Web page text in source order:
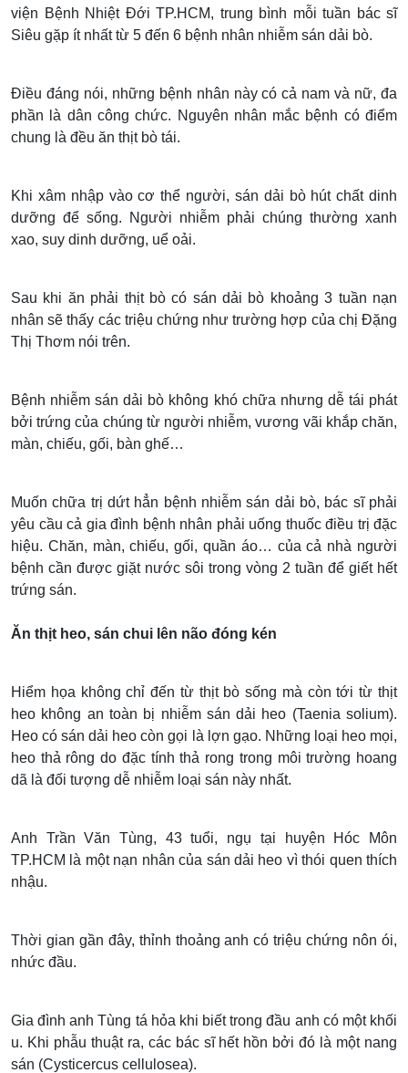
viện Bệnh Nhiệt Đới TP.HCM, trung bình mỗi tuần bác sĩ
Siêu gặp ít nhất từ 5 đến 6 bệnh nhân nhiễm sán dải bò.
Điều đáng nói, những bệnh nhân này có cả nam và nữ, đa
phần là dân công chức. Nguyên nhân mắc bệnh có điểm
chung là đều ăn thịt bò tái.
Khi xâm nhập vào cơ thể người, sán dải bò hút chất dinh
dưỡng để sống. Người nhiễm phải chúng thường xanh
xao, suy dinh dưỡng, uể oải.
Sau khi ăn phải thịt bò có sán dải bò khoảng 3 tuần nạn
nhân sẽ thấy các triệu chứng như trường hợp của chị Đặng
Thị Thơm nói trên.
Bệnh nhiễm sán dải bò không khó chữa nhưng dễ tái phát
bởi trứng của chúng từ người nhiễm, vương vãi khắp chăn,
màn, chiếu, gối, bàn ghế…
Muốn chữa trị dứt hẳn bệnh nhiễm sán dải bò, bác sĩ phải
yêu cầu cả gia đình bệnh nhân phải uống thuốc điều trị đặc
hiệu. Chăn, màn, chiếu, gối, quần áo… của cả nhà người
bệnh cần được giặt nước sôi trong vòng 2 tuần để giết hết
trứng sán.
Ăn thịt heo, sán chui lên não đóng kén
Hiểm họa không chỉ đến từ thịt bò sống mà còn tới từ thịt
heo không an toàn bị nhiễm sán dải heo (Taenia solium).
Heo có sán dải heo còn gọi là lợn gạo. Những loại heo mọi,
heo thả rông do đặc tính thả rong trong môi trường hoang
dã là đối tượng dễ nhiễm loại sán này nhất.
Anh Trần Văn Tùng, 43 tuổi, ngụ tại huyện Hóc Môn
TP.HCM là một nạn nhân của sán dải heo vì thói quen thích
nhậu.
Thời gian gần đây, thỉnh thoảng anh có triệu chứng nôn ói,
nhức đầu.
Gia đình anh Tùng tá hỏa khi biết trong đầu anh có một khối
u. Khi phẫu thuật ra, các bác sĩ hết hồn bởi đó là một nang
sán (Cysticercus cellulosea).